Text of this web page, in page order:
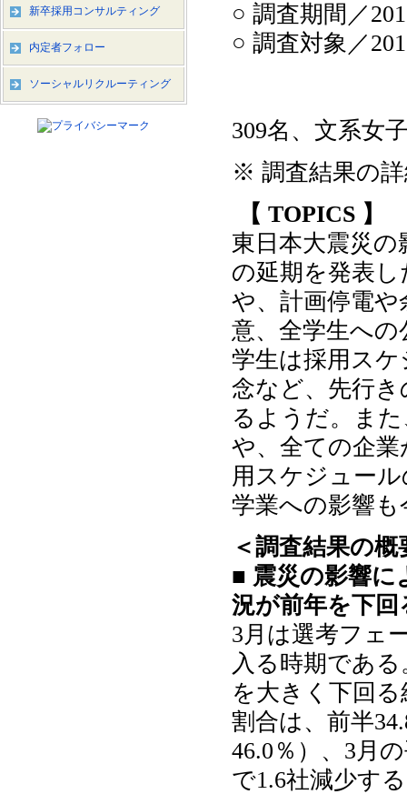
○ 調査期間／
○ 調査対象／
309名、文系女
※ 調査結果の
【 TOPICS 】
東日本大震災
の延期を発表
や、計画停電
意、全学生へ
学生は採用ス
念など、先行
るようだ。ま
や、全ての企
用スケジュー
学業への影響
＜調査結果の概
■ 震災の影響に
況が前年を下回
3月は選考フェ
入る時期であ
を大きく下回
割合は、前半
46.0％）、3月
で1.6社減少す
新卒採用コンサルティング
内定者フォロー
ソーシャルリクルーティング